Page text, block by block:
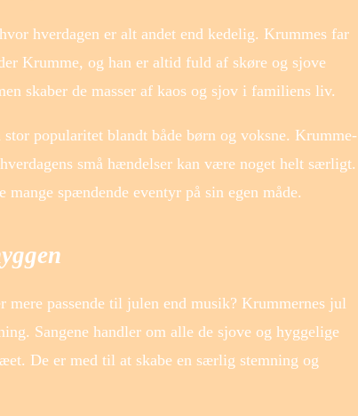
hverdagen er alt andet end kedelig. Krummes far
Krumme, og han er altid fuld af skøre og sjove
skaber de masser af kaos og sjov i familiens liv.
popularitet blandt både børn og voksne. Krumme-
små hændelser kan være noget helt særligt.
spændende eventyr på sin egen måde.
passende til julen end musik? Krummernes jul
Sangene handler om alle de sjove og hyggelige
De er med til at skabe en særlig stemning og